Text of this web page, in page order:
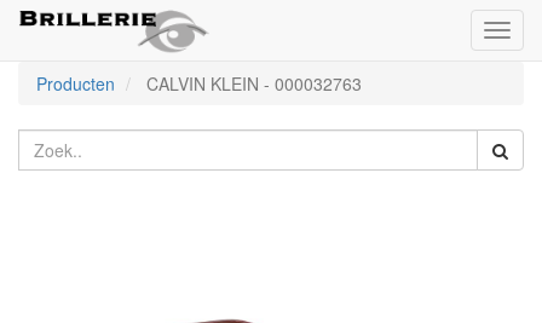
Producten
CALVIN KLEIN - 000032763